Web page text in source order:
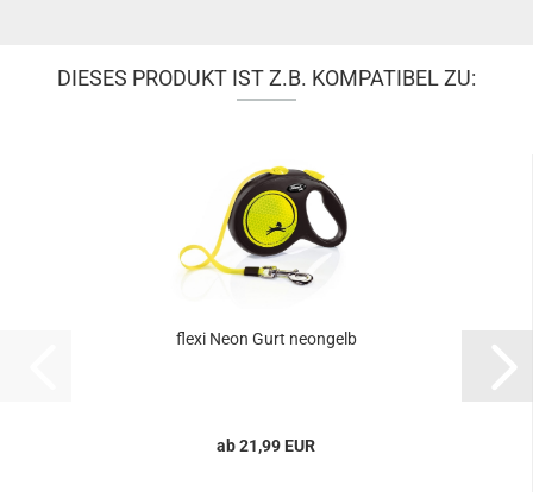
DIESES PRODUKT IST Z.B. KOMPATIBEL ZU:
flexi Neon Gurt neongelb
ab 21,99 EUR